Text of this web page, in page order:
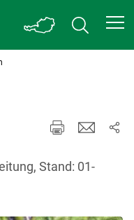
Stand: 01-